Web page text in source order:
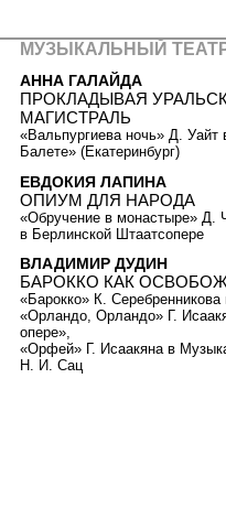
МУЗЫКАЛЬНЫЙ
АННА ГАЛАЙДА
ПРОКЛАДЫВАЯ
МАГИСТРАЛЬ
«Вальпургиева ночь» Д. Уайт
Балете» (Екатеринбург)
ЕВДОКИЯ ЛАПИНА
ОПИУМ ДЛЯ НАРОДА
«Обручение в монастыре» Д.
в Берлинской Штаатсопере
ВЛАДИМИР ДУДИН
БАРОККО КАК
«Барокко» К. Серебренникова
«Орландо, Орландо» Г.
опере»,
«Орфей» Г. Исаакяна в
Н. И. Сац